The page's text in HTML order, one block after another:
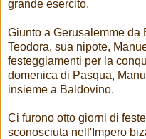
grande esercito.
Giunto a Gerusalemme da
Teodora, sua nipote,
festeggiamenti per la
domenica di Pasqua,
insieme a Baldovino.
Ci furono otto giorni di
sconosciuta nell'Impero